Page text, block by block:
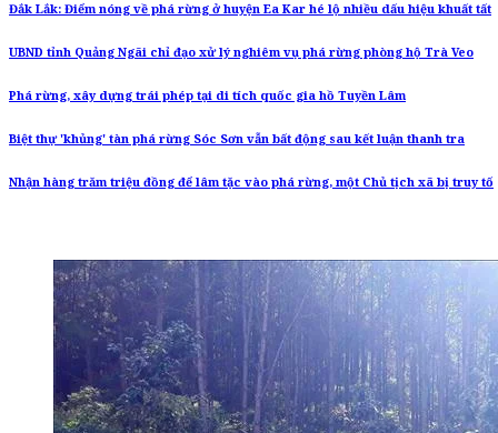
Đắk Lắk: Điểm nóng về phá rừng ở huyện Ea Kar hé lộ nhiều dấu hiệu khuất tất
UBND tỉnh Quảng Ngãi chỉ đạo xử lý nghiêm vụ phá rừng phòng hộ Trà Veo
Phá rừng, xây dựng trái phép tại di tích quốc gia hồ Tuyền Lâm
Biệt thự 'khủng' tàn phá rừng Sóc Sơn vẫn bất động sau kết luận thanh tra
Nhận hàng trăm triệu đồng để lâm tặc vào phá rừng, một Chủ tịch xã bị truy tố